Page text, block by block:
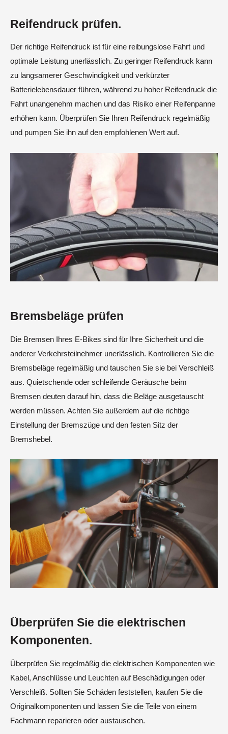
Reifendruck prüfen.
Der richtige Reifendruck ist für eine reibungslose Fahrt und
optimale Leistung unerlässlich. Zu geringer Reifendruck kann
zu langsamerer Geschwindigkeit und verkürzter
Batterielebensdauer führen, während zu hoher Reifendruck die
Fahrt unangenehm machen und das Risiko einer Reifenpanne
erhöhen kann. Überprüfen Sie Ihren Reifendruck regelmäßig
und pumpen Sie ihn auf den empfohlenen Wert auf.
Bremsbeläge prüfen
Die Bremsen Ihres E-Bikes sind für Ihre Sicherheit und die
anderer Verkehrsteilnehmer unerlässlich. Kontrollieren Sie die
Bremsbeläge regelmäßig und tauschen Sie sie bei Verschleiß
aus. Quietschende oder schleifende Geräusche beim
Bremsen deuten darauf hin, dass die Beläge ausgetauscht
werden müssen. Achten Sie außerdem auf die richtige
Einstellung der Bremszüge und den festen Sitz der
Bremshebel.
Überprüfen Sie die elektrischen
Komponenten.
Überprüfen Sie regelmäßig die elektrischen Komponenten wie
Kabel, Anschlüsse und Leuchten auf Beschädigungen oder
Verschleiß. Sollten Sie Schäden feststellen, kaufen Sie die
Originalkomponenten und lassen Sie die Teile von einem
Fachmann reparieren oder austauschen.